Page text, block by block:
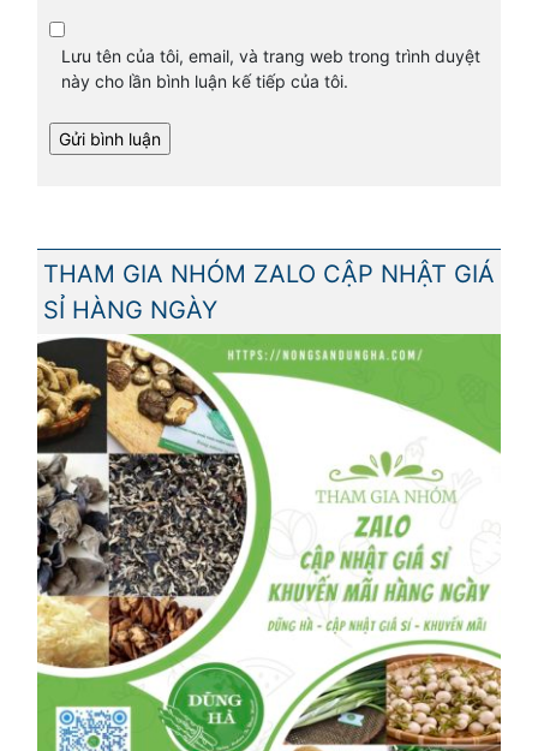
Lưu tên của tôi, email, và trang web trong trình duyệt
này cho lần bình luận kế tiếp của tôi.
THAM GIA NHÓM ZALO CẬP NHẬT GIÁ
SỈ HÀNG NGÀY